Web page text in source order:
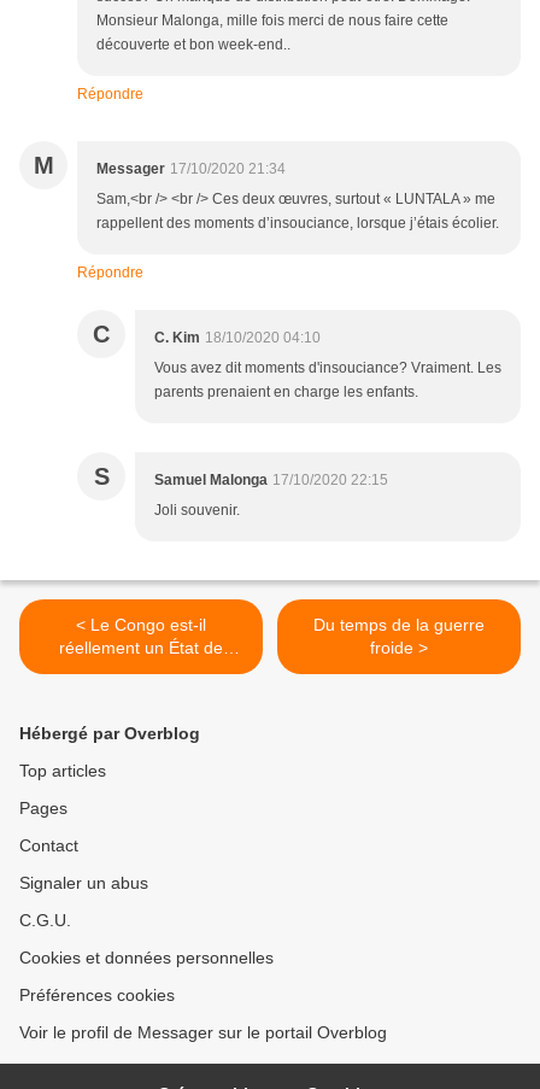
Monsieur Malonga, mille fois merci de nous faire cette
découverte et bon week-end..
Répondre
M Messager 17/10/2020 21:34
Sam,<br /> <br /> Ces deux œuvres, surtout « LUNTALA » me
rappellent des moments d’insouciance, lorsque j’étais écolier.
Répondre
C C. Kim 18/10/2020 04:10
Vous avez dit moments d'insouciance? Vraiment. Les
parents prenaient en charge les enfants.
S Samuel Malonga 17/10/2020 22:15
Joli souvenir.
< Le Congo est-il
réellement un État de
droit ?
Du temps de la guerre
froide >
Hébergé par Overblog
Top articles
Pages
Contact
Signaler un abus
C.G.U.
Cookies et données personnelles
Préférences cookies
Voir le profil de Messager sur le portail Overblog